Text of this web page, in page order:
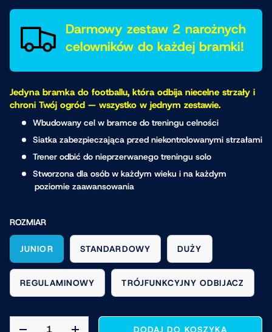
Darmowy zestaw 2 narożnych
celowników do każdej bramki!
Jedyna bramka do footballu, która odbija niecelne strzały i
chroni Twój ogród — wszystko w jednym zestawie.
Wbudowany cel w bramce do treningu celności
Siatka zabezpieczająca przed niekontrolowanymi strzałami
Trener odbić do nieprzerwanego treningu solo
Stworzona dla osób w każdym wieku i na każdym
poziomie zaawansowania
ROZMIAR
JUNIOR STANDARDOWY DUŻY
REGULAMINOWY TRÓJFUNKCYJNY ODBIJACZ
DODAJ DO KOSZYKA